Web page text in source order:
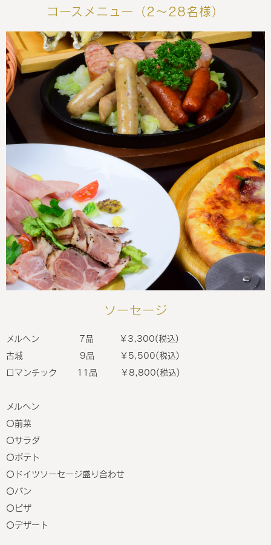
コースメニュー（2～28名様）
ソーセージ
メルヘン 7品 ￥3,300(税込)
古城 9品 ￥5,500(税込)
ロマンチック 11品 ￥8,800(税込)
メルヘン
〇前菜
〇サラダ
〇ポテト
〇ドイツソーセージ盛り合わせ
〇パン
〇ピザ
〇デザート